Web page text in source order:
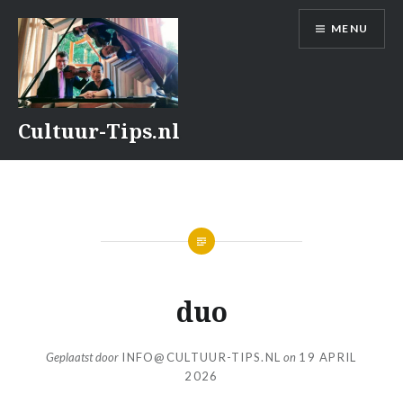
inhoud
springen
Cultuur-Tips.nl
MENU
duo
Geplaatst door INFO@CULTUUR-TIPS.NL on 19 APRIL
2026